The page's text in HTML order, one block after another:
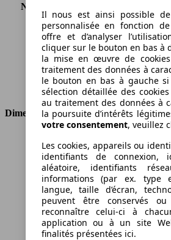
Nombre de vitesses
Couple
Cylindrée
1248 ccm
Carburant
Diesel
Cylindres
4
Transmission
Boîte
Type de traction
Traction avant
Dimensions
Hauteur
Largeur
Empattement
Poids maximum
Charge maximale
Portes
4
Sièges
Il nous est ainsi possible
personnalisée en fonction
offre et d’analyser
cliquer sur le bouton en bas à
la mise en œuvre de
traitement des données à
le bouton en bas à gauche
sélection détaillée des
au traitement des données à
la poursuite d’intérêts
votre consentement, veuillez
Les cookies, appareils ou
identifiants de connexion,
aléatoire, identifiants
informations (par ex. type
langue, taille d’écran,
peuvent être conservés
reconnaître celui-ci à
application ou à un site
finalités présentées ici.